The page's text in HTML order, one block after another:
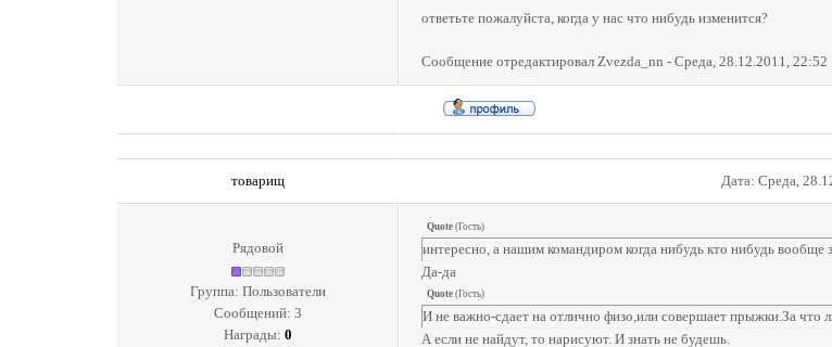
ответьте пожалуйста, когда у нас что нибудь изменится?
Сообщение отредактировал Zvezda_nn - Среда, 28.12.2011, 22:52
товарищ Дата: Среда,
Рядовой
Группа: Пользователи
Сообщений: 3
Награды: 0
Quote (Гость)
интересно, а нашим командиром когда нибудь кто нибудь вообще
Да-да
Quote (Гость)
И не важно-сдает на отлично физо,или совершает прыжки.За что
А если не найдут, то нарисуют. И знать не будешь.